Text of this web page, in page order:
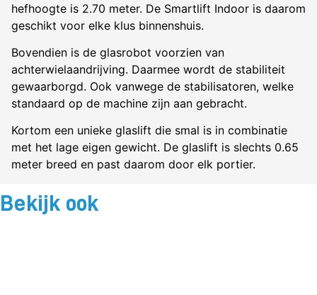
hefhoogte is 2.70 meter. De Smartlift Indoor is daarom
geschikt voor elke klus binnenshuis.
Bovendien is de glasrobot voorzien van
achterwielaandrijving. Daarmee wordt de stabiliteit
gewaarborgd. Ook vanwege de stabilisatoren, welke
standaard op de machine zijn aan gebracht.
Kortom een unieke glaslift die smal is in combinatie
met het lage eigen gewicht. De glaslift is slechts 0.65
meter breed en past daarom door elk portier.
Bekijk ook